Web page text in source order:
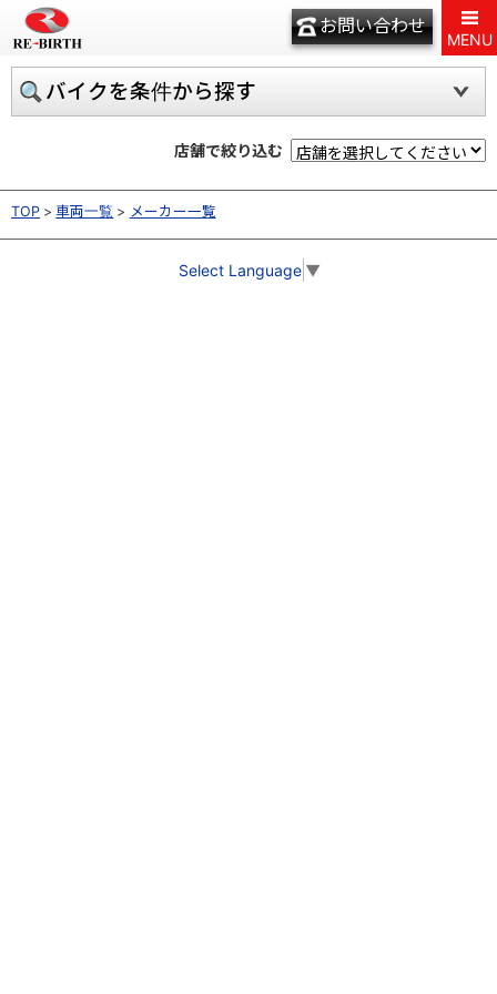
お問い合わせ
MENU
バイクを条件から探す
店舗で絞り込む
TOP 車両一覧 メーカー一覧
Select Language ▼